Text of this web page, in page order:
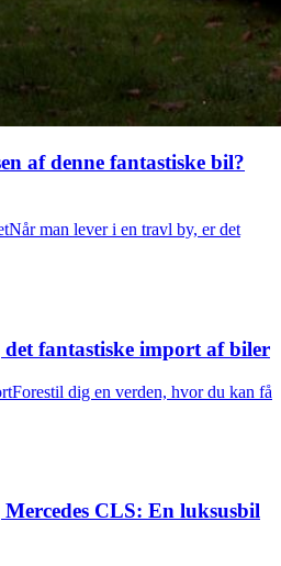
af denne fantastiske bil?
man lever i en travl by, er det
det fantastiske import af biler
dig en verden, hvor du kan få
CLS: En luksusbil